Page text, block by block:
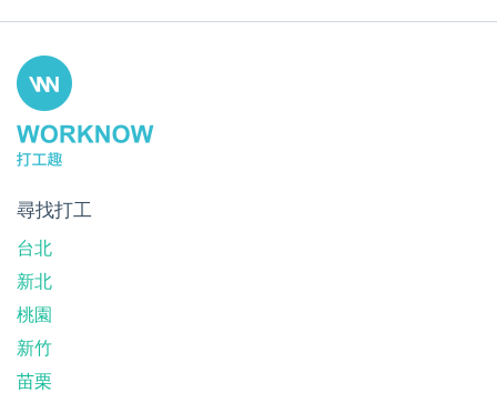
尋找打工
台北
新北
桃園
新竹
苗栗